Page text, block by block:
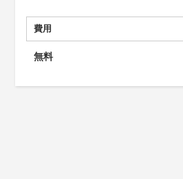
費用
無料